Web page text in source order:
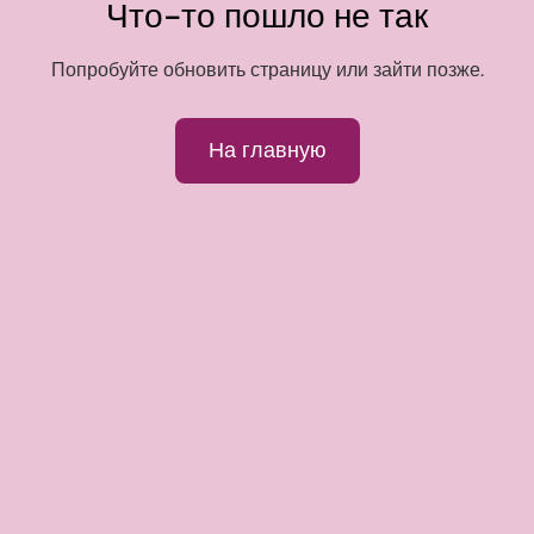
Что-то пошло не так
Попробуйте обновить страницу или зайти позже.
На главную